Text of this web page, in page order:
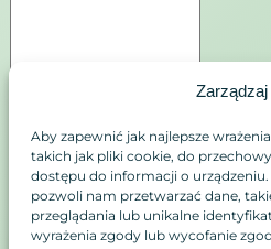
Zarządzaj
Aby zapewnić jak najlepsze
takich jak pliki cookie, do
dostępu do informacji o
pozwoli nam przetwarzać dane,
przeglądania lub unikalne
wyrażenia zgody lub wycofanie
Wyślij